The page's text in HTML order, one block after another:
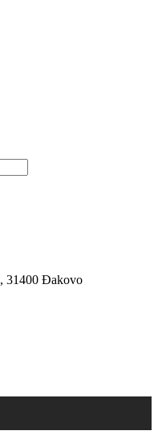
31400 Đakovo